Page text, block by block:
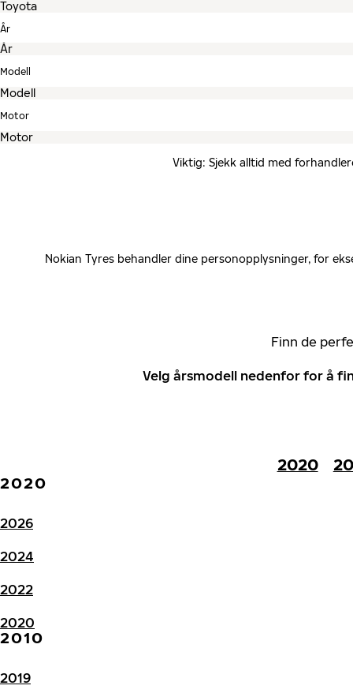
År
Modell
Motor
Viktig: Sjekk alltid med
Nokian Tyres behandler dine personopplysninger, for
Finn de
Velg årsmodell nedenfor for å
2020
2020
2026
2024
2022
2020
2010
2019